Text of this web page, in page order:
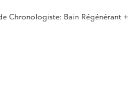
Chronologiste: Bain Régénérant +